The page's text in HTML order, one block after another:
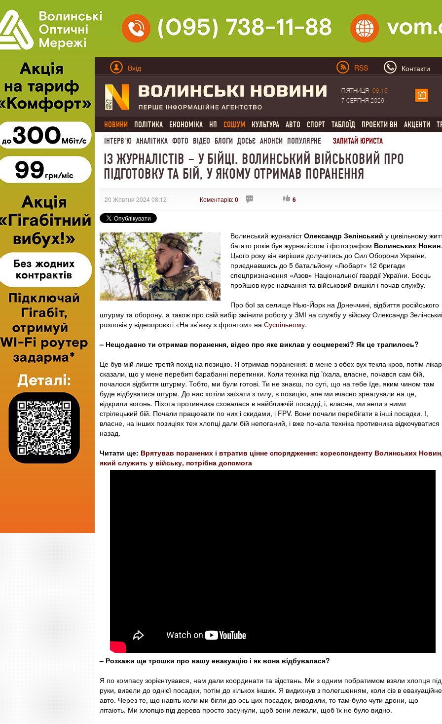
Вхід RSS Контакти
П'ЯТНИЦЯ
06:15
7 СЕРПНЯ 2026
НОВИНИ ПОЛІТИКА ЕКОНОМІКА НП СОЦІУМ КУЛЬТУРА АВТО СПОРТ ТАБЛОЇД ПРОЕКТИ ВН АКЦЕНТИ
ІНТЕРВ'Ю АНАЛІТИКА ФОТО ВІДЕО БЛОГИ ДОСЬЄ АНОНСИ ПОПУЛЯРНЕ ЗАПИТАЙ ЮРИСТА
ІЗ ЖУРНАЛІСТІВ – У БІЙЦІ. ВОЛИНСЬКИЙ ВІЙСЬКОВИЙ ПРО
ПІДГОТОВКУ ТА БІЙ, У ЯКОМУ ОТРИМАВ ПОРАНЕННЯ
20 Жовтня 2024 08:12 Коментарів:0 6
Волинський журналістОлександр Зелінський у цивільному
багато років був журналістом і фотографом Волинських Новин.
Цього року він вирішив долучитись до Сил Оборони України,
приєднавшись до 5 батальйону «Любарт» 12 бригади
спецпризначення «Азов» Національної гвардії України. Боєць
пройшов курс навчання та військовий вишкіл і почав службу.
Про бої за селище Нью-Йорк на Донеччині, відбиття російського
штурму та оборону, а також про свій вибір змінити роботу у ЗМІ на службу у війську Олександр
розповів у відеопроєкті «На зв’язку з фронтом» на Суспільному.
– Нещодавно ти отримав поранення, відео про яке виклав у соцмережі? Як це трапилось?
Це був мій лише третій похід на позицію. Я отримав поранення: в мене з обох вух текла кров, потім
сказали, що у мене перебиті барабанні перетинки. Коли техніка під ’їхала, власне, почався сам бій,
почалося відбиття штурму. Тобто, ми були готові. Ти не знаєш, по суті, що на тебе їде, яким чином там
буде відбуватися штурм. До нас хотіли заїхати з тилу, в позицію, але ми вчасно зреагували на це,
відкрили вогонь. Піхота противника сховалася в найближчій посадці, і, власне, ми вели з ними
стрілецький бій. Почали працювати по них і скидами, і FPV. Вони почали перебігати в інші посадки. І,
власне, на інших позиціях теж хлопці дали бій непоганий, і вже почала техніка противника відкочуватися
назад.
Читати ще: Врятував поранених і втратив цінне спорядження: кореспонденту Волинських
який служить у війську, потрібна допомога
– Розкажи ще трошки про вашу евакуацію і як вона відбувалася?
Я по компасу зорієнтувався, нам дали координати та відстань. Ми з одним побратимом взяли хлопця під
руки, вивели до однієї посадки, потім до кількох інших. Я видихнув з полегшенням, коли сів в евакуаційне
авто. Через те, що навіть коли ми бігли до ось цих посадок, виводили, то там було чути дрони, що
літають. Ми хлопців під дерева просто засунули, щоб вони лежали, щоб їх не було видно.